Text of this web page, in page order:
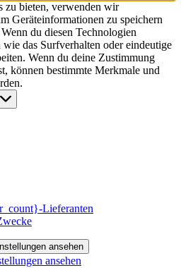
zu bieten, verwenden wir
Geräteinformationen zu speichern
du diesen Technologien
das Surfverhalten oder eindeutige
Wenn du deine Zustimmung
können bestimmte Merkmale und
Lieferanten
ansehen
ansehen